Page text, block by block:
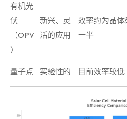
有机光
伏
（OPV
）
新兴、灵
活的应用
效率约为晶体
一半
量子点 实验性的 目前效率较低